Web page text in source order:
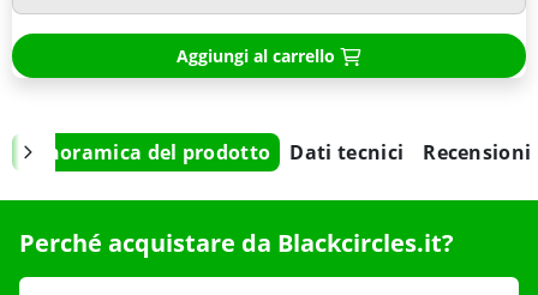
Aggiungi al carrello
Panoramica del prodotto Dati tecnici Recensioni
Perché acquistare da Blackcircles.it?